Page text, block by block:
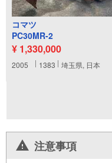
コマツ
PC30MR-2
¥ 1,330,000
2005 1383 埼玉県, 日本
注意事項